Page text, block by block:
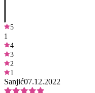
5
1
4
3
2
1
Sanjić07.12.2022